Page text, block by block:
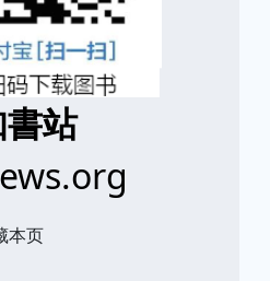
站
本页